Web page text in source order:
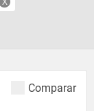
Comparar